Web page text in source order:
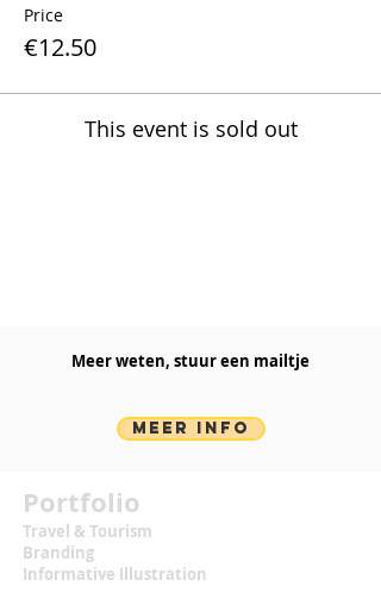
Price
€12.50
This event is sold out
Meer weten, stuur een mailtje​
MEER INFO
Portfolio
Travel & Tourism
Branding
Informative Illustration